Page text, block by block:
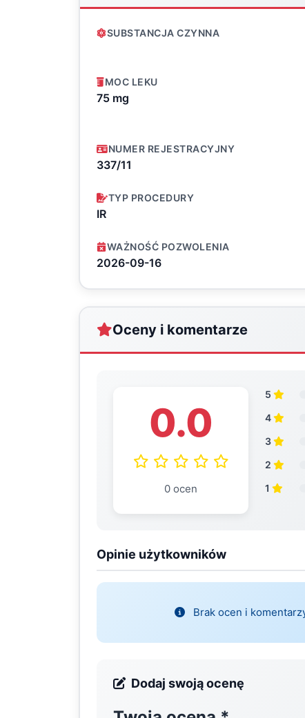
SUBSTANCJA CZYNNA
MOC LEKU
75 mg
NUMER REJESTRACYJNY
337/11
TYP PROCEDURY
IR
WAŻNOŚĆ POZWOLENIA
2026-09-16
Oceny i komentarze
0.0
0 ocen
5
4
3
2
1
Opinie użytkowników
Brak ocen i
Dodaj swoją ocenę